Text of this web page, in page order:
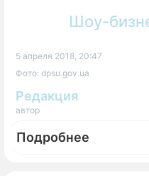
Шоу-
5 апреля 2018, 20:47
Фото: dpsu.gov.ua
Редакция
автор
Подробнее